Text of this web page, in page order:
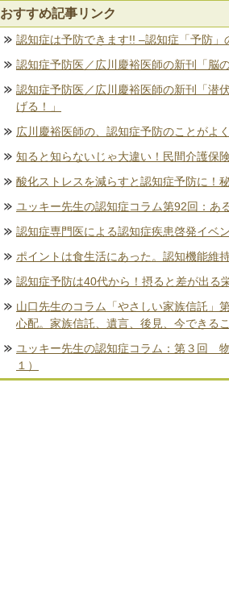
おすすめ記事リンク
認知症は予防できます!! –認知症「予防」
認知症予防医／広川慶裕医師の新刊「脳
認知症予防医／広川慶裕医師の新刊「潜
げる！」
広川慶裕医師の、認知症予防のことがよ
知ると知らないじゃ大違い！民間介護保
酸化ストレスを減らすと認知症予防に！
ユッキー先生の認知症コラム第92回：あ
認知症専門医による認知症疾患啓発イベ
ポイントは食生活にあった。認知機能維
認知症予防は40代から！摂ると差が出る
山口先生のコラム「やさしい家族信託
心配。家族信託、遺言、後見、今できる
ユッキー先生の認知症コラム：第３回
１）